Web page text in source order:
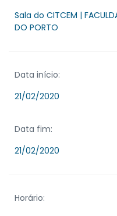
Sala do CITCEM |
DO PORTO
Data início:
21/02/2020
Data fim:
21/02/2020
Horário: